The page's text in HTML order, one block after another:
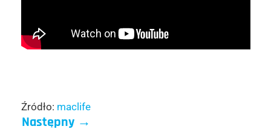
Źródło: maclife
Następny→